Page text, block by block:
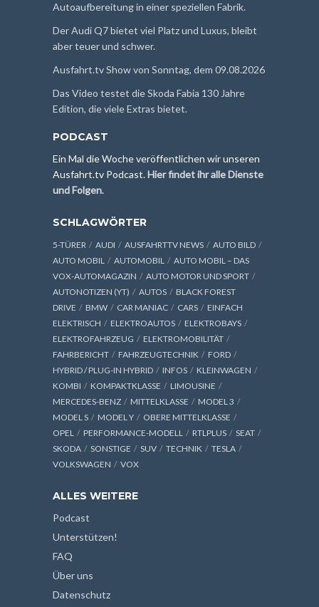
Autoaufbereitung in einer speziellen Fabrik.
Der Audi Q7 bietet viel Platz und Luxus, bleibt
aber teuer und schwer.
Ausfahrt.tv Show von Sonntag, dem 09.08.2026
Das Video testet die Skoda Fabia 130 Jahre
Edition, die viele Extras bietet.
PODCAST
Ein Mal die Woche veröffentlichen wir unseren
Ausfahrt.tv Podcast.Hier findet ihr alle Dienste
und Folgen.
SCHLAGWÖRTER
5-TÜRER AUDI AUSFAHRTTV NEWS
AUTO BILD
AUTO MOBIL
AUTOMOBIL
AUTO MOBIL – DAS
VOX-AUTOMAGAZIN
AUTO MOTOR UND SPORT
AUTONOTIZEN (YT)
AUTOS
BLACK FOREST
DRIVE
BMW CAR MANIAC CARS
EINFACH
ELEKTRISCH
ELEKTROAUTOS
ELEKTROBAYS
ELEKTROFAHRZEUG
ELEKTROMOBILITÄT
FAHRBERICHT
FAHRZEUGTECHNIK
FORD
HYBRID / PLUG-IN HYBRID
INFOS
KLEINWAGEN
KOMBI
KOMPAKTKLASSE
LIMOUSINE
MERCEDES-BENZ
MITTELKLASSE
MODEL 3
MODEL S
MODEL Y
OBERE MITTELKLASSE
OPEL
PERFORMANCE-MODELL RTLPLUS
SEAT
SKODA
SONSTIGE SUV TECHNIK
TESLA
VOLKSWAGEN
VOX
ALLES WEITERE
Podcast
Unterstützen!
FAQ
Über uns
Datenschutz